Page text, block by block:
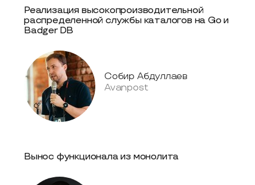
Реализация высокопроизводительной
распределенной службы каталогов на Go и
Badger DB
Собир Абдуллаев
Avanpost
Вынос функционала из монолита